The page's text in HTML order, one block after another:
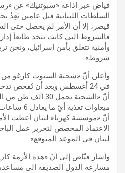
فياض عبر إذاعة «سبوتنيك» عن
السلطات اللبنانية قبل عامين تَعِدُ
قيصر، إلا أن الأمر لم يحصل حتى
فالشروط التي كانت تتخذ طابعاً
وأمنية تتعلق بأمن إسرائيل، ونحن
شروط».
وأعلن أنّ «شحنة السبوت كارغو من
في 24 أغسطس وبعد أن تُفحص
ميغاوات
أنّ «مؤسسة كهرباء لبنان أعطت
الاعتماد المخصص لتحرير عمل
لبنان في الموعد المتوقع».
وأشار فيّاض إلى أنّ «هذه الأزمة
مسارعة الدول الصديقة إلى مساعدة